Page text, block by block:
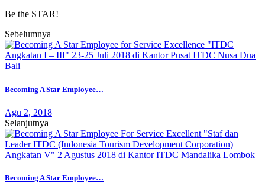
Be the STAR!
Sebelumnya
Becoming A Star Employee…
Agu 2, 2018
Selanjutnya
Becoming A Star Employee…